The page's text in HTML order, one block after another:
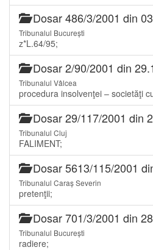
Dosar 486/3/2001 din
Tribunalul București
z*L.64/95;
Dosar 2/90/2001 din
Tribunalul Vâlcea
procedura insolvenţei – societăţi
Dosar 29/117/2001 din
Tribunalul Cluj
FALIMENT;
Dosar 5613/115/2001
Tribunalul Caraș Severin
pretenţii;
Dosar 701/3/2001 din
Tribunalul București
radiere;